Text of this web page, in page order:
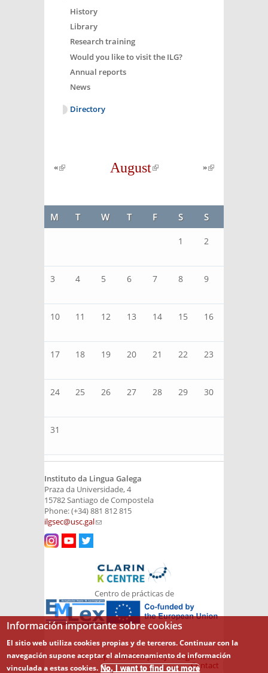
History
Library
Research training
Would you like to visit the ILG?
Annual reports
News
Directory
August
(link is
«(link is
»
M T W T F S S
1 2
3 4 5 6 7 8 9
10 11 12 13 14 15 16
17 18 19 20 21 22 23
24 25 26 27 28 29 30
31
Instituto da Lingua Galega
Praza da Universidade, 4
15782 Santiago de Compostela
Phone: (+34) 881 812 815
ilgsec@usc.gal(link sends e-mail)
Centro de prácticas de
Legal notice
Cookies policy
Sitemap
Contact
Información importante sobre cookies
El sitio web utiliza cookies propias y de terceros. Continuar con la
navegación supone aceptar el almacenamiento de información
vinculada a estas cookies. No, I want to find out more